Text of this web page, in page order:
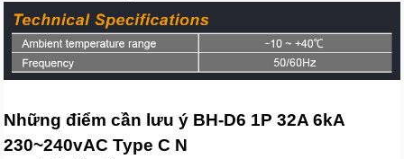
Những điểm cần lưu ý BH-D6 1P 32A 6kA
230~240vAC Type C N